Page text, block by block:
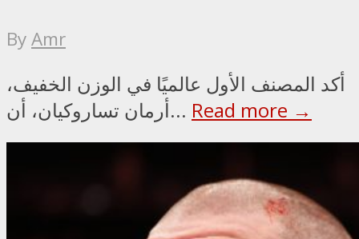
ByAmr
أكد المصنف الأول عالميًا في الوزن الخفيف،
أرمان تساروكيان، أن... Read more →